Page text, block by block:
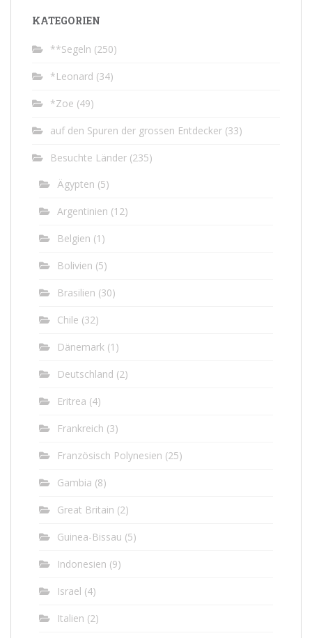
KATEGORIEN
**Segeln (250)
*Leonard (34)
*Zoe (49)
auf den Spuren der grossen Entdecker (33)
Besuchte Länder (235)
Ägypten (5)
Argentinien (12)
Belgien (1)
Bolivien (5)
Brasilien (30)
Chile (32)
Dänemark (1)
Deutschland (2)
Eritrea (4)
Frankreich (3)
Französisch Polynesien (25)
Gambia (8)
Great Britain (2)
Guinea-Bissau (5)
Indonesien (9)
Israel (4)
Italien (2)